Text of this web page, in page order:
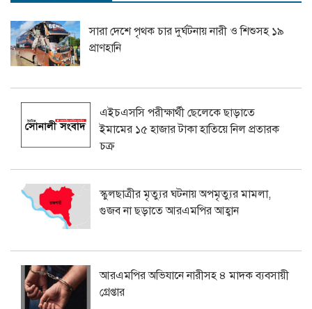
সারা দেশে পৃথক চার দুর্ঘটনায় নারী ও শিশুসহ ১৯
প্রাণহানি
এইচএসসি পরীক্ষার্থী ছেলেকে ছাড়াতে
ইমামের ১৫ হাজার টাকা হাতিয়ে নিল প্রতারক
চক্র
স্কুলছাত্রীর মৃত্যুর ঘটনায় অপমৃত্যুর মামলা,
গুজব না ছড়াতে আরএমপির আহ্বান
আরএমপির অভিযানে নারীসহ ৪ মাদক ব্যবসায়ী
গ্রেপ্তার